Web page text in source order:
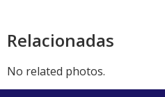
Relacionadas
No related photos.